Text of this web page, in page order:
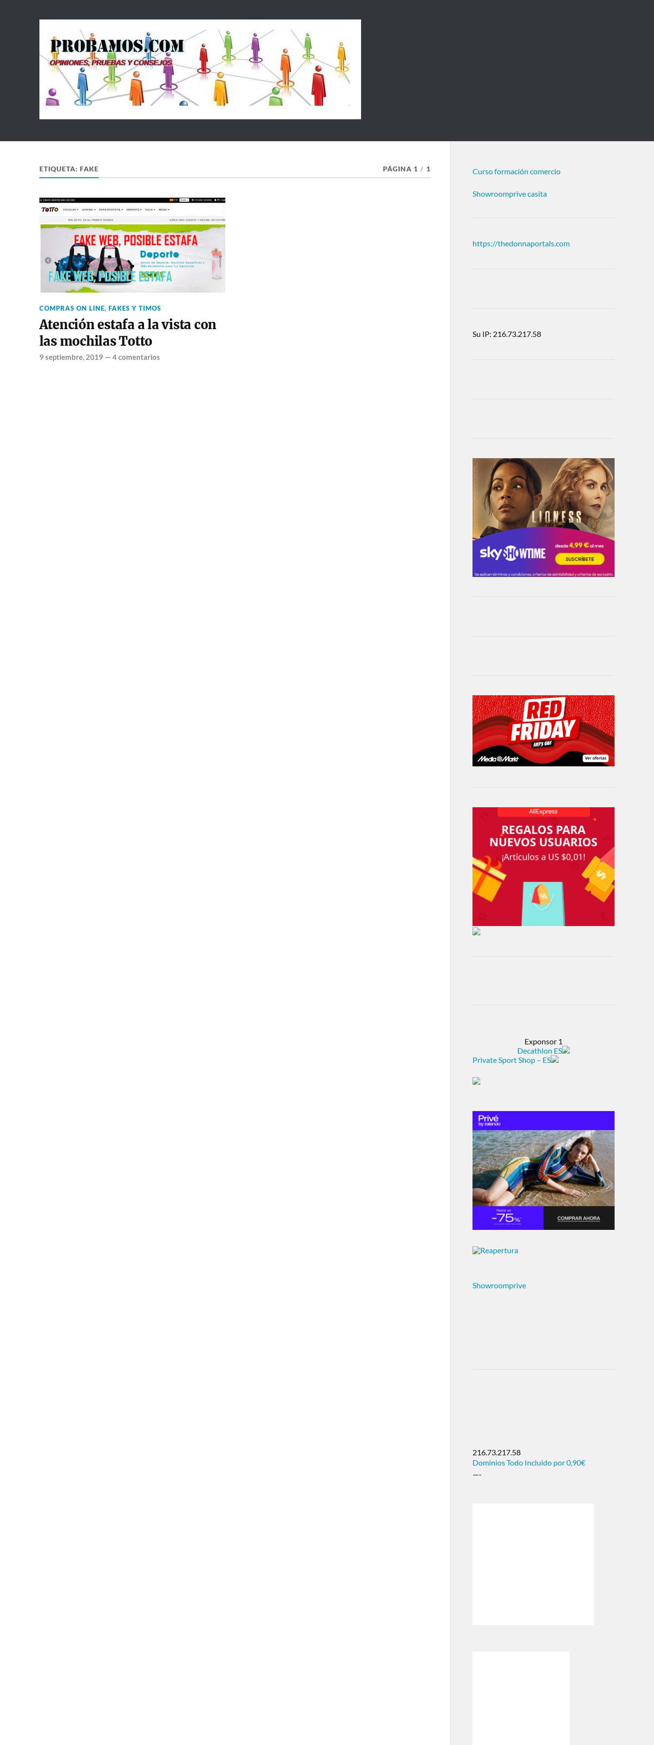
ETIQUETA: FAKE PÁGINA 1 / 1
COMPRAS ON LINE, FAKES Y TIMOS
Atención estafa a la vista con
las mochilas Totto
9 septiembre, 2019— 4 comentarios
Curso formación comercio
Showroomprive casita
https://thedonnaportals.com
Su IP: 216.73.217.58
Exponsor 1
Decathlon ES
Private Sport Shop – ES
Showroomprive
216.73.217.58
Dominios Todo Incluido por 0,90€
—-